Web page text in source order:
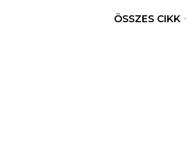
ÖSSZES CIKK